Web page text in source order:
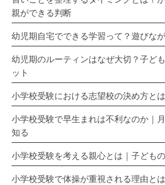
親ができる判断
幼児期自宅でできる学習って？遊びな
幼児期のルーティンはなぜ大切？子ど
ット
小学校受験における志望校の決め方と
小学校受験で早生まれは不利なのか｜
知る
小学校受験を考える親心とは｜子ども
小学校受験で体操が重視される理由と